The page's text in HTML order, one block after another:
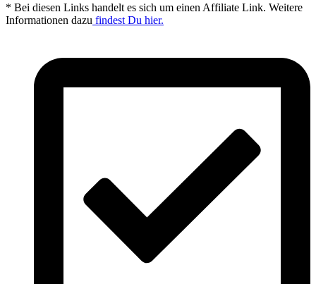
* Bei diesen Links handelt es sich um einen Affiliate Link. Weitere
Informationen dazu findest Du hier.